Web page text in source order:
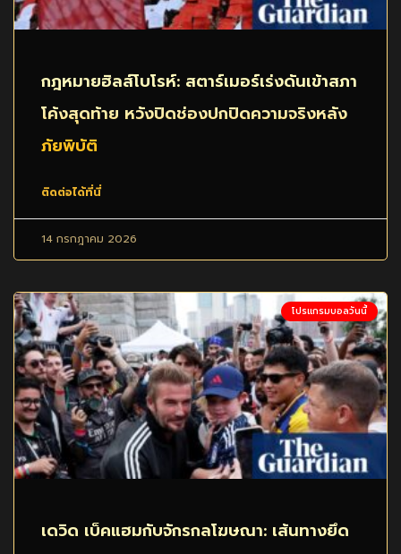
กฎหมายฮิลส์โบโรห์: สตาร์เมอร์เร่งดันเข้าสภา
โค้งสุดท้าย หวังปิดช่องปกปิดความจริงหลัง
ภัยพิบัติ
ติดต่อได้ที่นี่
14 กรกฎาคม 2026
โปรแกรมบอลวันนี้
เดวิด เบ็คแฮมกับจักรกลโฆษณา: เส้นทางยึด